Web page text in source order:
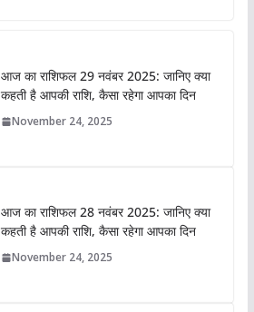
आज का राशिफल 29 नवंबर 2025: जानिए क्या
कहती है आपकी राशि, कैसा रहेगा आपका दिन
November 24, 2025
आज का राशिफल 28 नवंबर 2025: जानिए क्या
कहती है आपकी राशि, कैसा रहेगा आपका दिन
November 24, 2025